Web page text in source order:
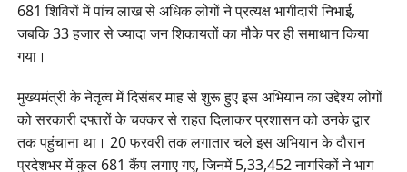
681 शिविरों में पांच लाख से अधिक लोगों ने प्रत्यक्ष भागीदारी निभाई,
जबकि 33 हजार से ज्यादा जन शिकायतों का मौके पर ही समाधान किया
गया।
मुख्यमंत्री के नेतृत्व में दिसंबर माह से शुरू हुए इस अभियान का उद्देश्य लोगों
को सरकारी दफ्तरों के चक्कर से राहत दिलाकर प्रशासन को उनके द्वार
तक पहुंचाना था। 20 फरवरी तक लगातार चले इस अभियान के दौरान
प्रदेशभर में कुल 681 कैंप लगाए गए, जिनमें 5,33,452 नागरिकों ने भाग